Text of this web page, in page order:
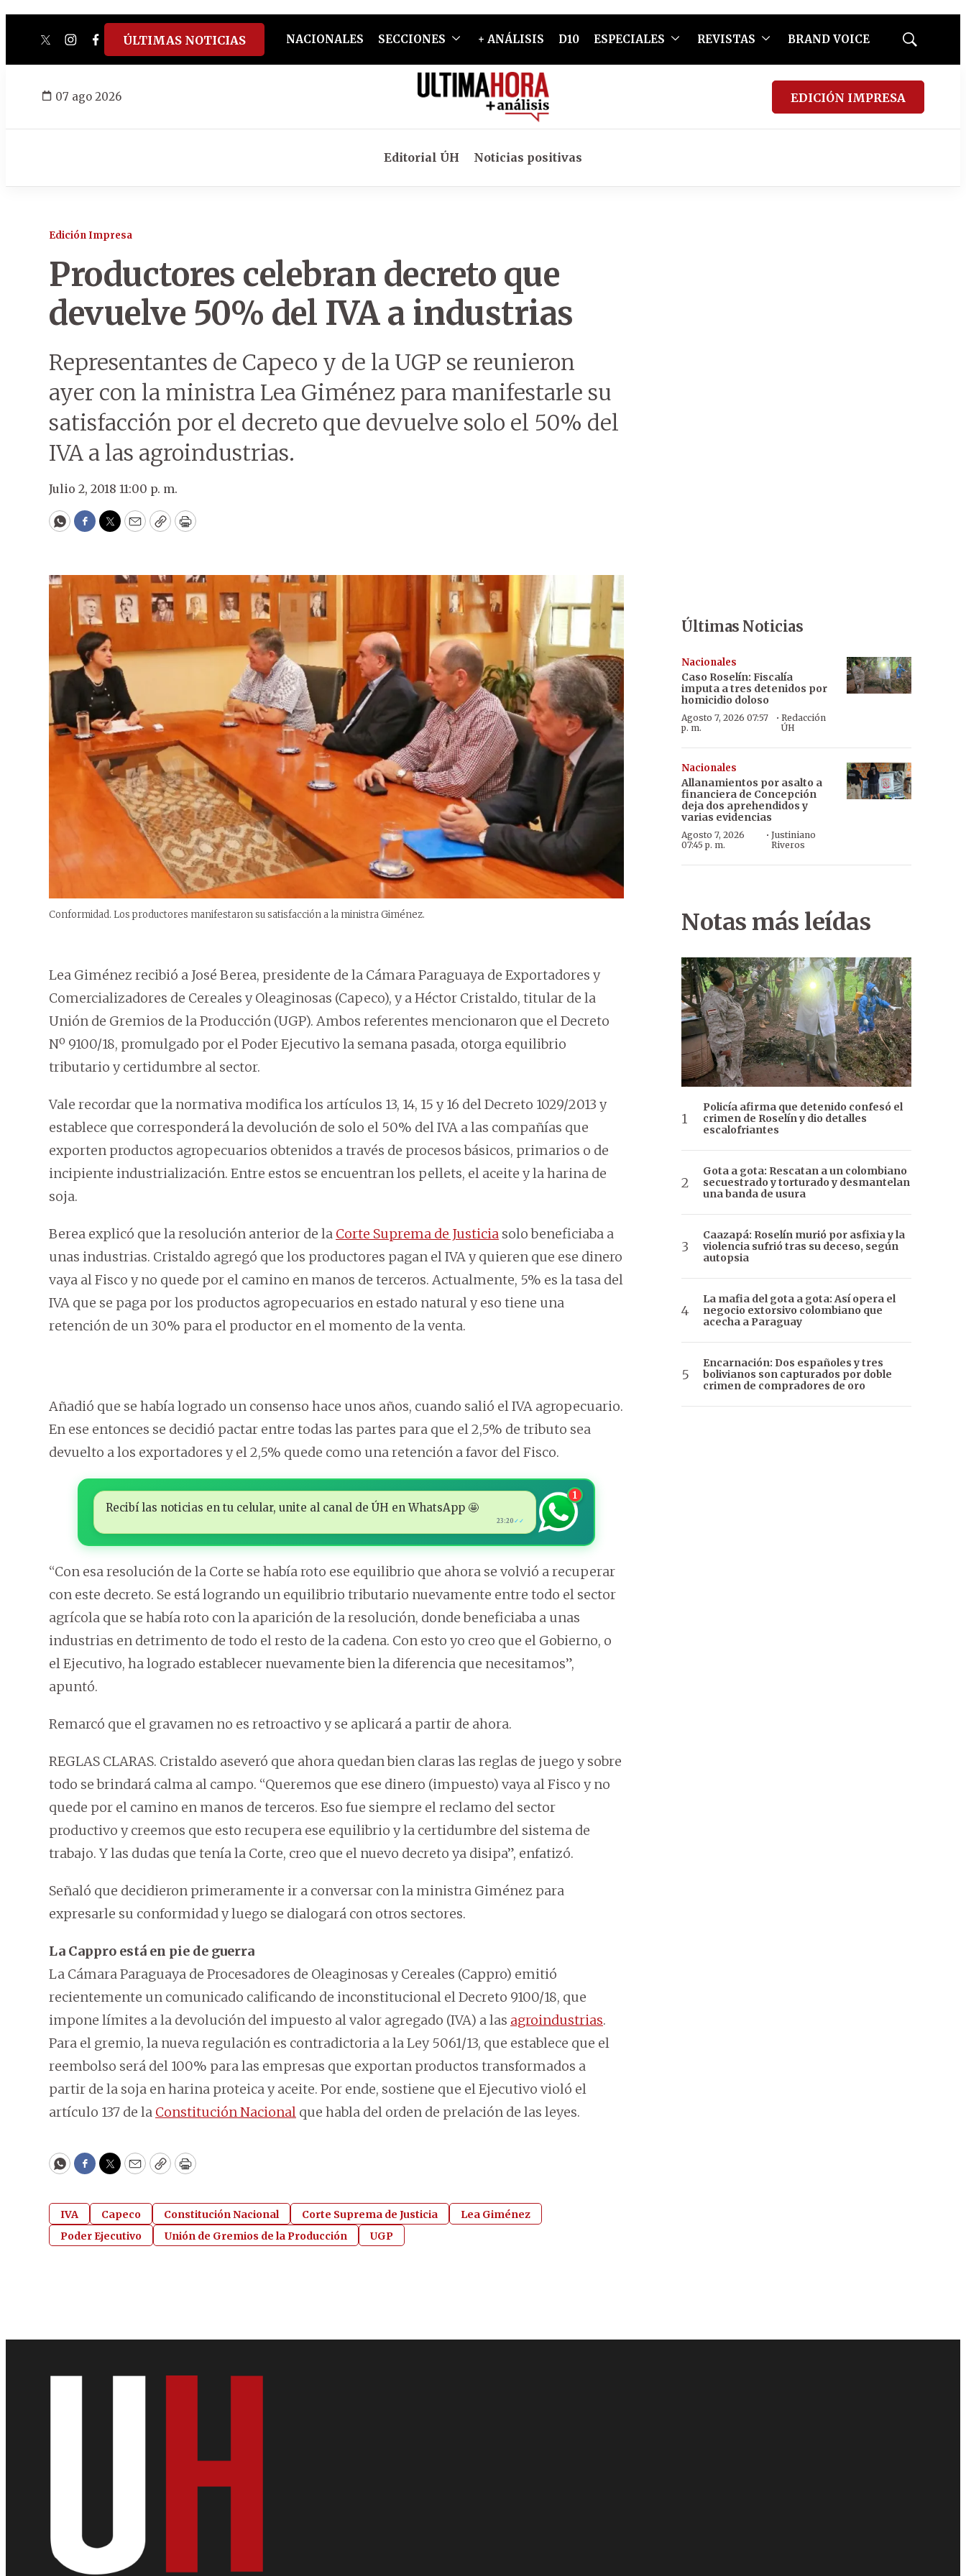
twitterinstagram
facebook
tiktokyoutube
spotify
ÚLTIMAS NOTICIAS NACIONALES SECCIONES + ANÁLISIS D10 ESPECIALES REVISTAS BRAND VOICE
Mostrar
07 ago 2026 EDICIÓN IMPRESA
Editorial ÚH Noticias positivas
Edición Impresa
Productores celebran decreto que
devuelve 50% del IVA a industrias
Representantes de Capeco y de la UGP se reunieron
ayer con la ministra Lea Giménez para manifestarle su
satisfacción por el decreto que devuelve solo el 50% del
IVA a las agroindustrias.
Julio 2, 2018 11:00 p. m.
WhatsApp
Facebook
Twitter
EmailCopyPrint
Conformidad. Los productores manifestaron su satisfacción a la ministra Giménez.
Lea Giménez recibió a José Berea, presidente de la Cámara Paraguaya de Exportadores y
Comercializadores de Cereales y Oleaginosas (Capeco), y a Héctor Cristaldo, titular de la
Unión de Gremios de la Producción (UGP). Ambos referentes mencionaron que el Decreto
Nº 9100/18, promulgado por el Poder Ejecutivo la semana pasada, otorga equilibrio
tributario y certidumbre al sector.
Vale recordar que la normativa modifica los artículos 13, 14, 15 y 16 del Decreto 1029/2013 y
establece que corresponderá la devolución de solo el 50% del IVA a las compañías que
exporten productos agropecuarios obtenidos a través de procesos básicos, primarios o de
incipiente industrialización. Entre estos se encuentran los pellets, el aceite y la harina de
soja.
Berea explicó que la resolución anterior de la Corte Suprema de Justicia solo beneficiaba a
unas industrias. Cristaldo agregó que los productores pagan el IVA y quieren que ese dinero
vaya al Fisco y no quede por el camino en manos de terceros. Actualmente, 5% es la tasa del
IVA que se paga por los productos agropecuarios en estado natural y eso tiene una
retención de un 30% para el productor en el momento de la venta.
Añadió que se había logrado un consenso hace unos años, cuando salió el IVA agropecuario.
En ese entonces se decidió pactar entre todas las partes para que el 2,5% de tributo sea
devuelto a los exportadores y el 2,5% quede como una retención a favor del Fisco.
Recibí las noticias en tu celular, unite al canal de ÚH en WhatsApp 🤩
23:20 ✓✓
1
“Con esa resolución de la Corte se había roto ese equilibrio que ahora se volvió a recuperar
con este decreto. Se está logrando un equilibrio tributario nuevamente entre todo el sector
agrícola que se había roto con la aparición de la resolución, donde beneficiaba a unas
industrias en detrimento de todo el resto de la cadena. Con esto yo creo que el Gobierno, o
el Ejecutivo, ha logrado establecer nuevamente bien la diferencia que necesitamos”,
apuntó.
Remarcó que el gravamen no es retroactivo y se aplicará a partir de ahora.
REGLAS CLARAS. Cristaldo aseveró que ahora quedan bien claras las reglas de juego y sobre
todo se brindará calma al campo. “Queremos que ese dinero (impuesto) vaya al Fisco y no
quede por el camino en manos de terceros. Eso fue siempre el reclamo del sector
productivo y creemos que esto recupera ese equilibrio y la certidumbre del sistema de
trabajo. Y las dudas que tenía la Corte, creo que el nuevo decreto ya disipa”, enfatizó.
Señaló que decidieron primeramente ir a conversar con la ministra Giménez para
expresarle su conformidad y luego se dialogará con otros sectores.
La Cappro está en pie de guerra
La Cámara Paraguaya de Procesadores de Oleaginosas y Cereales (Cappro) emitió
recientemente un comunicado calificando de inconstitucional el Decreto 9100/18, que
impone límites a la devolución del impuesto al valor agregado (IVA) a las agroindustrias.
Para el gremio, la nueva regulación es contradictoria a la Ley 5061/13, que establece que el
reembolso será del 100% para las empresas que exportan productos transformados a
partir de la soja en harina proteica y aceite. Por ende, sostiene que el Ejecutivo violó el
artículo 137 de la Constitución Nacional que habla del orden de prelación de las leyes.
WhatsApp
Facebook
Twitter
EmailCopyPrint
IVA Capeco Constitución Nacional Corte Suprema de Justicia
Lea Giménez
Poder Ejecutivo
Unión de Gremios de la Producción UGP
Últimas Noticias
Nacionales
Caso Roselín: Fiscalía
imputa a tres detenidos por
homicidio doloso
Agosto 7, 2026 07:57
p. m.
· Redacción
ÚH
Nacionales
Allanamientos por asalto a
financiera de Concepción
deja dos aprehendidos y
varias evidencias
Agosto 7, 2026
07:45 p. m.
·Justiniano
Riveros
Notas más leídas
Policía afirma que detenido confesó el
crimen de Roselín y dio detalles
escalofriantes
Gota a gota: Rescatan a un colombiano
secuestrado y torturado y desmantelan
una banda de usura
Caazapá: Roselín murió por asfixia y la
violencia sufrió tras su deceso, según
autopsia
La mafia del gota a gota: Así opera el
negocio extorsivo colombiano que
acecha a Paraguay
Encarnación: Dos españoles y tres
bolivianos son capturados por doble
crimen de compradores de oro